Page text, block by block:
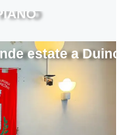
estate a